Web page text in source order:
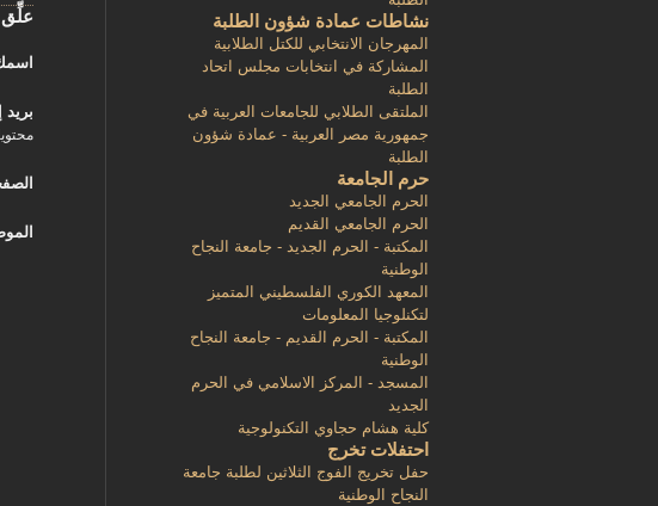
علِّق
‏بريد
نشاطات عمادة شؤون الطلبة
المهرجان الانتخابي للكتل الطلابية
المشاركة في انتخابات مجلس اتحاد
الطلبة
الملتقى الطلابي للجامعات العربية في
جمهورية مصر العربية - عمادة شؤون
الطلبة
حرم الجامعة
الحرم الجامعي الجديد
الحرم الجامعي القديم
المكتبة - الحرم الجديد - جامعة النجاح
الوطنية
المعهد الكوري الفلسطيني المتميز
لتكنلوجيا المعلومات
المكتبة - الحرم القديم - جامعة النجاح
الوطنية
المسجد - المركز الاسلامي في الحرم
الجديد
كلية هشام حجاوي التكنولوجية
احتفلات تخرج
حفل تخريج الفوج الثلاثين لطلبة جامعة
النجاح الوطنية